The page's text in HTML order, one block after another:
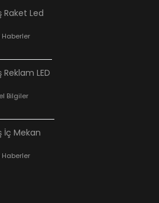
Raket Led
Haberler
Reklam LED
Bilgiler
İç Mekan
Haberler